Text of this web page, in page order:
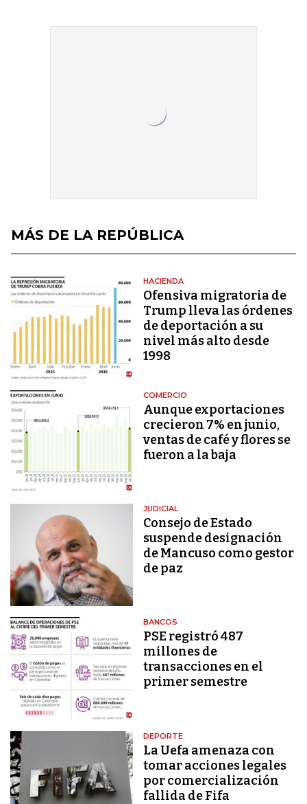
MÁS DE LA REPÚBLICA
HACIENDA
Ofensiva migratoria de
Trump lleva las órdenes
de deportación a su
nivel más alto desde
1998
COMERCIO
Aunque exportaciones
crecieron 7% en junio,
ventas de café y flores se
fueron a la baja
JUDICIAL
Consejo de Estado
suspende designación
de Mancuso como gestor
de paz
BANCOS
PSE registró 487
millones de
transacciones en el
primer semestre
DEPORTE
La Uefa amenaza con
tomar acciones legales
por comercialización
fallida de Fifa